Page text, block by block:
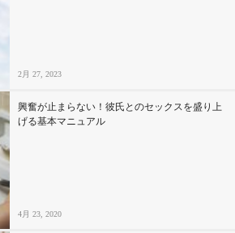
2月 27, 2023
興奮が止まらない！彼氏とのセックスを盛り上
げる基本マニュアル
4月 23, 2020